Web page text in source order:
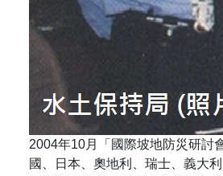
2004年10月「國際坡地防災研討
國、日本、奧地利、瑞士、義大利